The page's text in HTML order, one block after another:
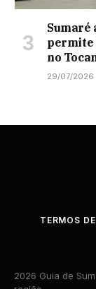
Sumaré
permite
no
29/07/2026
TERMOS
2026 Guia de